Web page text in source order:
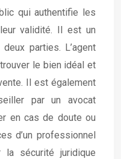
qui authentifie les
validité. Il est un
parties. L’agent
le bien idéal et
Il est également
par un avocat
en cas de doute ou
d’un professionnel
sécurité juridique